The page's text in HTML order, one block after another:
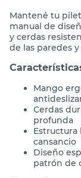
Mantené tu
manual de
y cerdas
de las paredes
Mango
Cerdas
profunda
Estructura
cansancio
Diseño
patrón de